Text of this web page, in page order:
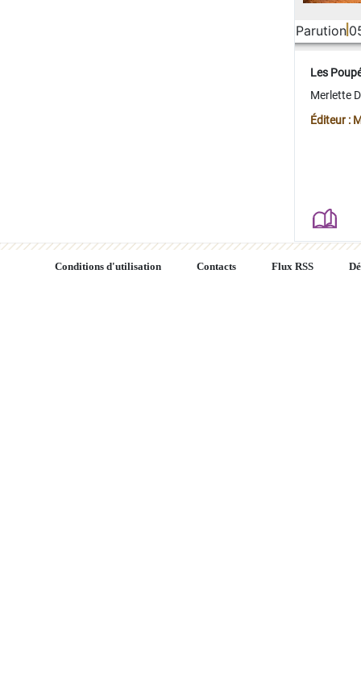
Parution
Les
Merlette
Éditeur :
Conditions d'utilisation Contacts Flux RSS